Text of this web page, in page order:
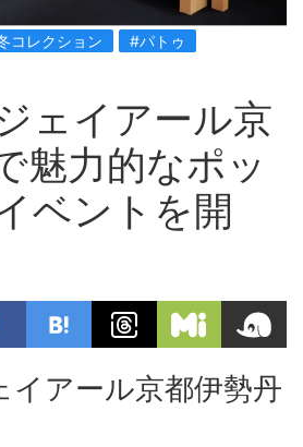
コレクション #パトゥ
ェイアール京
魅力的なポッ
ベントを開
イアール京都伊勢丹